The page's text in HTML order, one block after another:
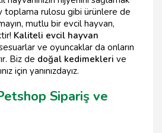
toplama rulosu gibi ürünlere de
mutlu bir evcil hayvan,
Kaliteli evcil hayvan
ve oyuncaklar da onların
Biz de doğal kedimekleri ve
için yanınızdayız.
Sipariş ve